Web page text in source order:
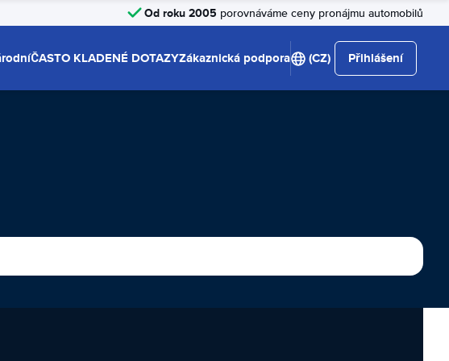
Od roku 2005 porovnáváme ceny pronájmu automobilů
ČASTO KLADENÉ DOTAZYZákaznická podpora (CZ) Přihlášení